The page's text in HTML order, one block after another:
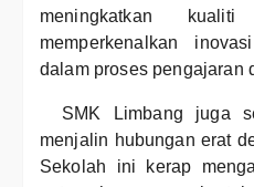
meningkatkan
memperkenalkan
dalam proses pengajaran
SMK Limbang juga
menjalin hubungan erat
Sekolah ini kerap